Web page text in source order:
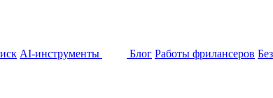
AI-инструменты Блог Работы фрилансеров